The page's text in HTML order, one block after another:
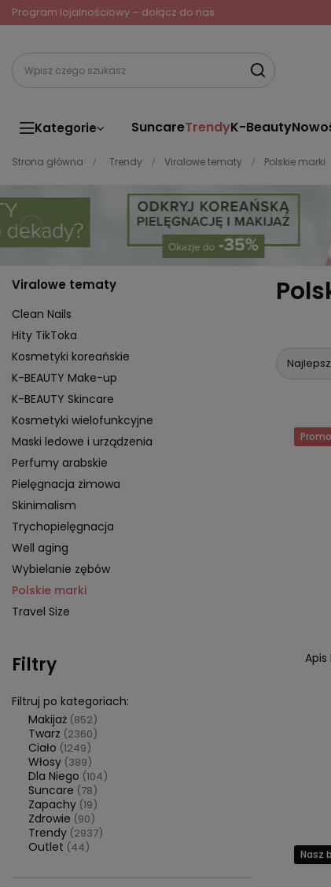
Program lojalnościowy – dołącz do nas
Kategorie SuncareTrendyK-Beauty
Strona główna Trendy Viralowe tematy Polskie marki
Viralowe tematy
Clean Nails
Hity TikToka
Kosmetyki koreańskie
K-BEAUTY Make-up
K-BEAUTY Skincare
Kosmetyki wielofunkcyjne
Maski ledowe i urządzenia
Perfumy arabskie
Pielęgnacja zimowa
Skinimalism
Trychopielęgnacja
Well aging
Wybielanie zębów
Polskie marki
Travel Size
Filtry
Filtruj po kategoriach:
Makijaż (852)
Twarz (2360)
Ciało (1249)
Włosy (389)
Dla Niego (104)
Suncare (78)
Zapachy (19)
Zdrowie (90)
Trendy (2937)
Outlet (44) Nasz